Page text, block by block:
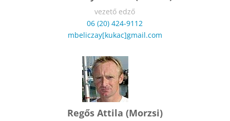
vezető edző
06 (20) 424-9112
mbeliczay[kukac]gmail.com
Regős Attila (Morzsi)